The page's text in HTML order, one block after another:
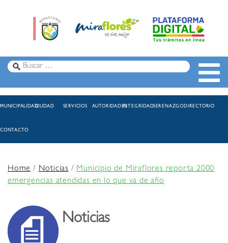
MUNICIPALIDADCIUDAD SERVICIOS AUTORIDADESINTEGRIDADSERENAZGODIRECTORIO
CONTACTO
Home/Noticias /Municipio de Miraflores reporta 2000
emergencias atendidas en lo que va de año
Noticias